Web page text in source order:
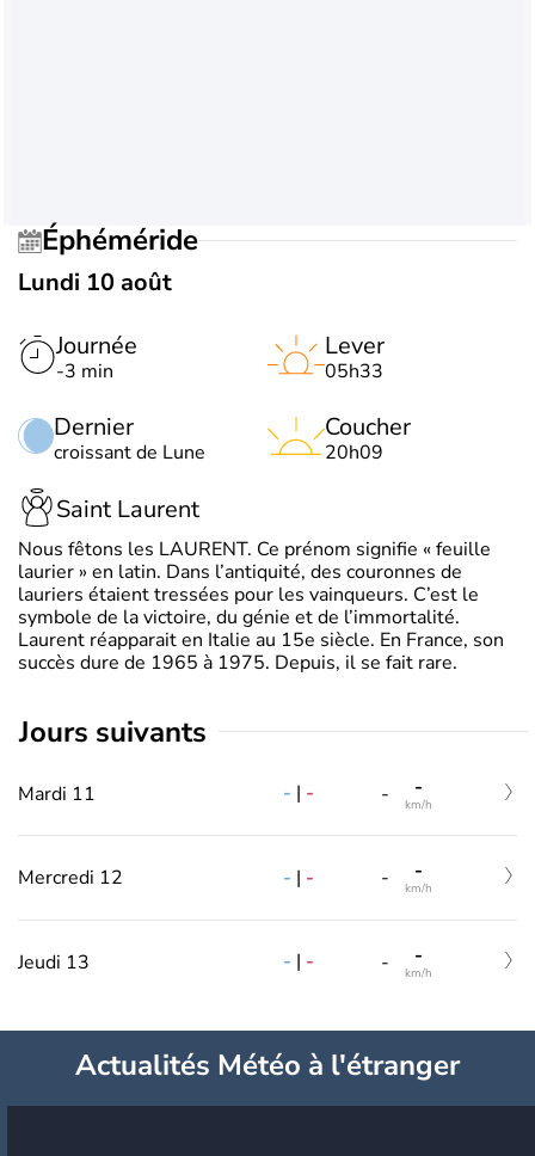
Éphéméride
Lundi 10 août
Journée
-3 min
Dernier
croissant de Lune
Lever
05h33
Coucher
20h09
Saint Laurent
Nous fêtons les LAURENT. Ce prénom signifie « feuille
laurier » en latin. Dans l’antiquité, des couronnes de
lauriers étaient tressées pour les vainqueurs. C’est le
symbole de la victoire, du génie et de l’immortalité.
Laurent réapparait en Italie au 15e siècle. En France, son
succès dure de 1965 à 1975. Depuis, il se fait rare.
jours suivants
Mardi 11 - | - - -
km/h
Mercredi 12 - | - - -
km/h
Jeudi 13 - | - - -
km/h
Actualités Météo à l'étranger